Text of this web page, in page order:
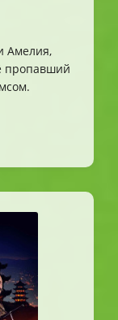
Амелия,
пропавший